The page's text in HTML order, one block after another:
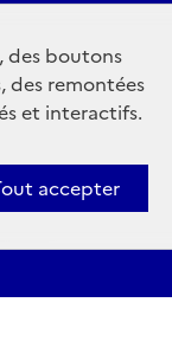
des boutons
des remontées
et interactifs.
accepter